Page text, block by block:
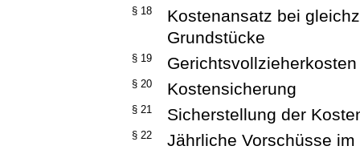
§ 18
Kostenansatz bei
Grundstücke
§ 19 Gerichtsvollzieherkosten
§ 20 Kostensicherung
§ 21 Sicherstellung der
§ 22 Jährliche Vorschüsse